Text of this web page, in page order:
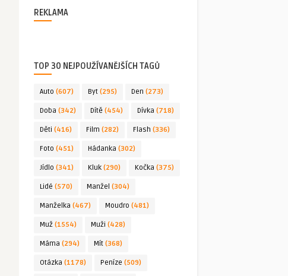
REKLAMA
TOP 30 NEJPOUŽÍVANĚJŠÍCH TAGŮ
Auto (607) Byt (295) Den (273)
Doba (342) Dítě (454) Dívka (718)
Děti (416) Film (282) Flash (336)
Foto (451) Hádanka (302)
Jídlo (341) Kluk (290) Kočka (375)
Lidé (570) Manžel (304)
Manželka (467) Moudro (481)
Muž (1554) Muži (428)
Máma (294) Mít (368)
Otázka (1178) Peníze (509)